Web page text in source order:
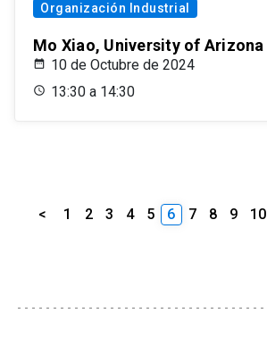
Organización Industrial
Mo Xiao, University of Arizona
10 de Octubre de 2024
13:30 a 14:30
< 1 2 3 4 5 6 7 8 9 10